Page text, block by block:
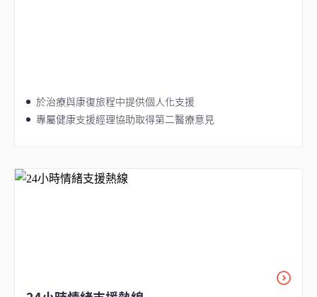
於治療與康復旅程中提供個人化支援
專屬健康支援經理協助取得第二醫療意見